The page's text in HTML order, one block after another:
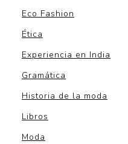
Eco Fashion
Ética
Experiencia en India
Gramática
Historia de la moda
Libros
Moda